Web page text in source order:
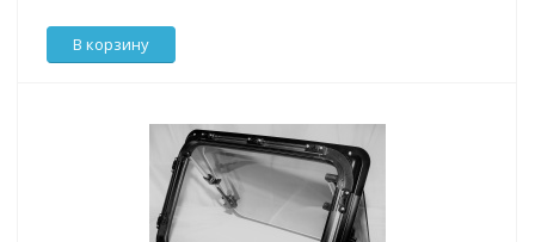
В корзину